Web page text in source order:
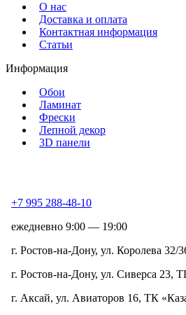
О нас
Доставка и оплата
Контактная информация
Статьи
Информация
Обои
Ламинат
Фрески
Лепной декор
3D панели
+7 995 288-48-10
ежедневно 9:00 — 19:00
г. Ростов-на-Дону, ул. Королева 32/
г. Ростов-на-Дону, ул. Сиверса 23,
г. Аксай, ул. Авиаторов 16, ТК